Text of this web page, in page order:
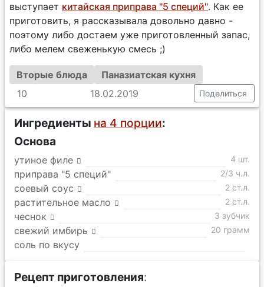
выступает китайская приправа "5 специй". Как ее
приготовить, я рассказывала довольно давно -
поэтому либо достаем уже приготовленный запас,
либо мелем свеженькую смесь ;)
Вторые блюда
Паназиатская кухня
10
18.02.2019 Поделиться
Ингредиенты на 4 порции:
Основа
утиное филе 4 шт.
приправа "5 специй" 2/3 ч.л.
соевый соус 2 ст.л.
растительное масло 2 ст.л.
чеснок 3 зубчик
свежий имбирь 20 грамм
соль по вкусу
Рецепт приготовления: